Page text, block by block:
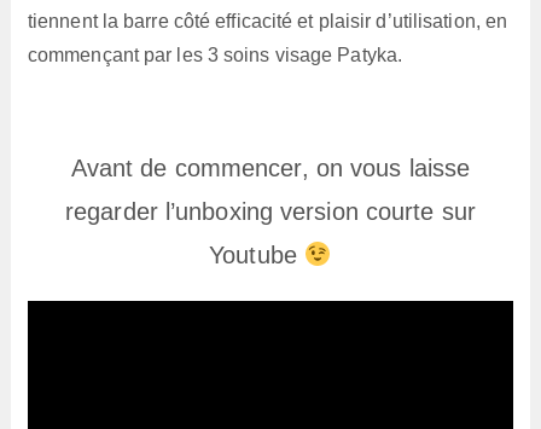
tiennent la barre côté efficacité et plaisir d’utilisation, en
commençant par les 3 soins visage Patyka.
Avant de commencer, on vous laisse
regarder l’unboxing version courte sur
Youtube